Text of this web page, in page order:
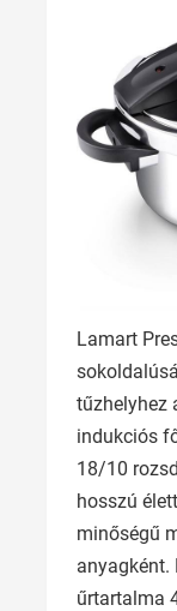
Lamart
tűzhelyhez
indukciós
18/10
hosszú
minőségű
anyagként.
űrtartalma